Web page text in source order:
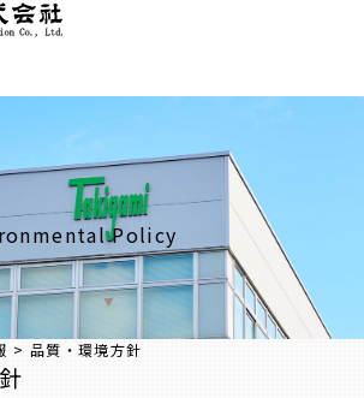
Policy
> 品質・環境方針